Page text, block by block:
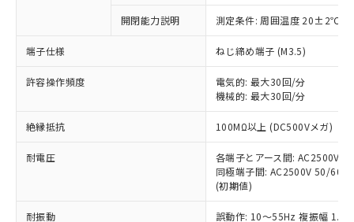
開閉能力説明 測定条件: 周囲温度 20±2℃、
端子仕様 ねじ締め端子 (M3.5)
許容操作頻度
電気的: 最大30回/分
機械的: 最大30回/分
絶縁抵抗 100MΩ以上 (DC500Vメガ)
耐電圧
各端子とアース間: AC2500V
同極端子間: AC2500V 50/
(初期値)
耐振動 誤動作: 10～55Hz 複振幅
以下の条件をお読みいただき、同意のうえ
ご利用ください。
本サービスは、当社制御機器事業取扱
商品の当社在庫状況および標準価格
当社制御機器事業取扱商品の中には、
本サービスの対象外となる商品もある
ことをご了承ください。
在庫状況および標準価格照会結果は、
記載している更新日時点での社内デー
対応予定なし：EU RoHS指令（10物質）の
非含有に非対応の商品で、対応品を出す予
定はありません。
調査・確認中：EU RoHS指令（10物質）の
非含有の対応状況を調査中または確認中の
非該当品：ライセンス料など無形物で、有
害物質有無と関係のない商品です。
いたものが、含有品と判明した場合などや
むを得ず変更することがあります。
※1 中国RoHS○×表
「○」：最大均質材料含有率が中国RoHSの
基準値以下であることを示します。
「×」：最大均質材料含有率が中国RoHSの
基準値を超えていることを示します。
「－」：未確認です。当社販売部門へお問
当社は、これら貴社製品のうち、外国
為替および外国貿易法に定める商品
（以下｢規制貨物等」という）を輸出
または国外への提供する場合は、日本